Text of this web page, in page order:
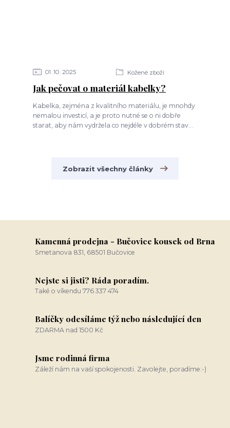
01 10 2025 Kožené zboží
Jak pečovat o materiál kabelky?
Kabelka, zejména z kvalitního materiálu, je mnohdy
nemalou investicí, a je proto nutné se o ni dobře
starat, aby nám vydržela co nejdéle v dobrém stav...
Zobrazit všechny články
Kamenná prodejna - Bučovice kousek od Brna
Smetanova 831, 68501 Bučovice
Nejste si jisti? Ráda poradím.
Také o víkendu 776 337 474
Balíčky odesíláme týž nebo následující den
ZDARMA nad 1500 Kč
Jsme rodinná firma
Záleží nám na vaší spokojenosti. Zavolejte, poradíme:-)